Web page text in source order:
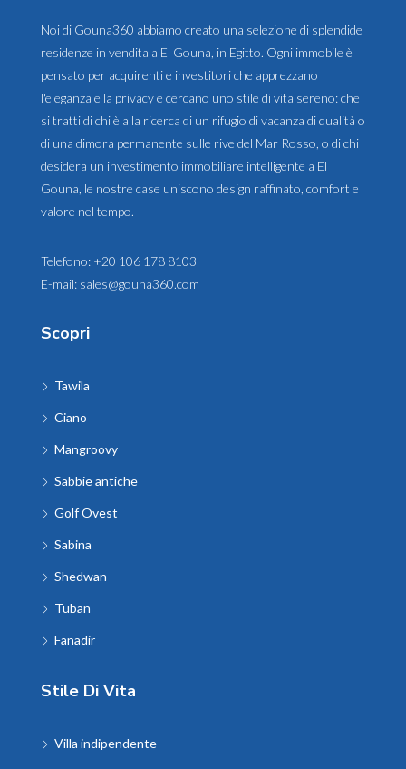
Noi di Gouna360 abbiamo creato una selezione di splendide
residenze in vendita a El Gouna, in Egitto. Ogni immobile è
pensato per acquirenti e investitori che apprezzano
l'eleganza e la privacy e cercano uno stile di vita sereno: che
si tratti di chi è alla ricerca di un rifugio di vacanza di qualità o
di una dimora permanente sulle rive del Mar Rosso, o di chi
desidera un investimento immobiliare intelligente a El
Gouna, le nostre case uniscono design raffinato, comfort e
valore nel tempo.
Telefono: +20 106 178 8103
E-mail: sales@gouna360.com
Scopri
Tawila
Ciano
Mangroovy
Sabbie antiche
Golf Ovest
Sabina
Shedwan
Tuban
Fanadir
Stile Di Vita
Villa indipendente